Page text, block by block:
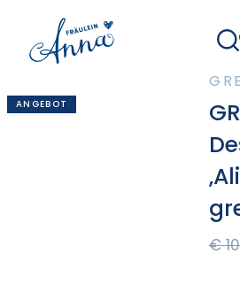
ANGEBOT
€